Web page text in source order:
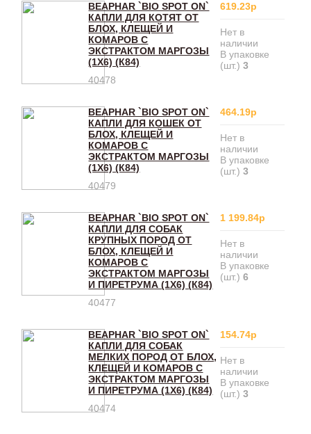
BEAPHAR `BIO SPOT ON`
КАПЛИ ДЛЯ КОТЯТ ОТ
БЛОХ, КЛЕЩЕЙ И
КОМАРОВ С
ЭКСТРАКТОМ МАРГОЗЫ
(1Х6) (К84)
40478
619.23р
Нет в
наличии
В упаковке
(шт.)3
BEAPHAR `BIO SPOT ON`
КАПЛИ ДЛЯ КОШЕК ОТ
БЛОХ, КЛЕЩЕЙ И
КОМАРОВ С
ЭКСТРАКТОМ МАРГОЗЫ
(1Х6) (К84)
40479
464.19р
Нет в
наличии
В упаковке
(шт.)3
BEAPHAR `BIO SPOT ON`
КАПЛИ ДЛЯ СОБАК
КРУПНЫХ ПОРОД ОТ
БЛОХ, КЛЕЩЕЙ И
КОМАРОВ С
ЭКСТРАКТОМ МАРГОЗЫ
И ПИРЕТРУМА (1Х6) (К84)
40477
1 199.84р
Нет в
наличии
В упаковке
(шт.)6
BEAPHAR `BIO SPOT ON`
КАПЛИ ДЛЯ СОБАК
МЕЛКИХ ПОРОД ОТ БЛОХ,
КЛЕЩЕЙ И КОМАРОВ С
ЭКСТРАКТОМ МАРГОЗЫ
И ПИРЕТРУМА (1Х6) (К84)
40474
154.74р
Нет в
наличии
В упаковке
(шт.)3